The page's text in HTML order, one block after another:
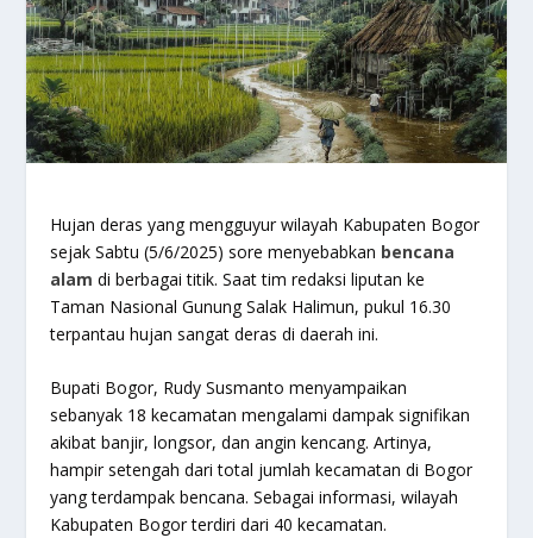
Hujan deras yang mengguyur wilayah Kabupaten Bogor
sejak Sabtu (5/6/2025) sore menyebabkan bencana
alam di berbagai titik. Saat tim redaksi liputan ke
Taman Nasional Gunung Salak Halimun, pukul 16.30
terpantau hujan sangat deras di daerah ini.
Bupati Bogor, Rudy Susmanto menyampaikan
sebanyak 18 kecamatan mengalami dampak signifikan
akibat banjir, longsor, dan angin kencang. Artinya,
hampir setengah dari total jumlah kecamatan di Bogor
yang terdampak bencana. Sebagai informasi, wilayah
Kabupaten Bogor terdiri dari 40 kecamatan.